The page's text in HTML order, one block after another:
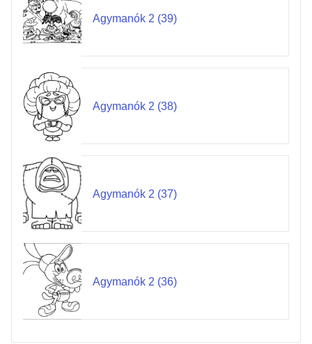
Agymanók 2 (39)
Agymanók 2 (38)
Agymanók 2 (37)
Agymanók 2 (36)